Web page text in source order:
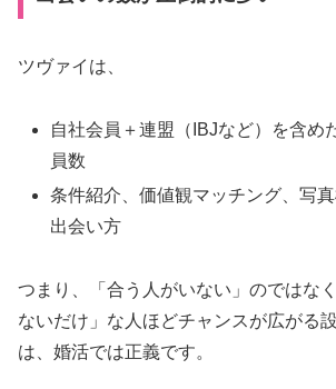
ツヴァイは、
自社会員＋連盟（IBJなど）を含め
員数
条件紹介、価値観マッチング、写
出会い方
つまり、「合う人がいない」のではな
ないだけ」な人ほどチャンスが広がる
は、婚活では正義です。